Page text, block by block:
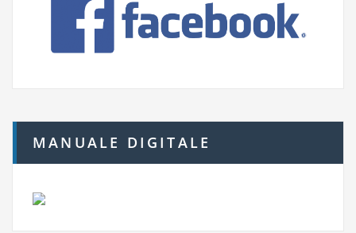
MANUALE DIGITALE